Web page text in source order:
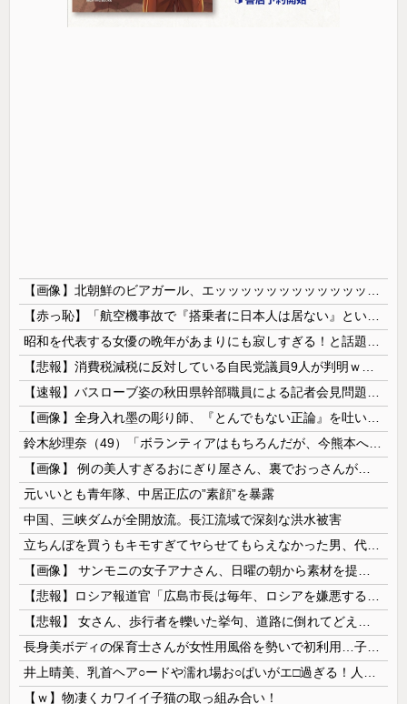
元いいとも青年隊、中居正広の”素顔”を暴露
中国、三峡ダムが全開放流。長江流域で深刻な洪水被害
【ｗ】物凄くカワイイ子猫の取っ組み合い！